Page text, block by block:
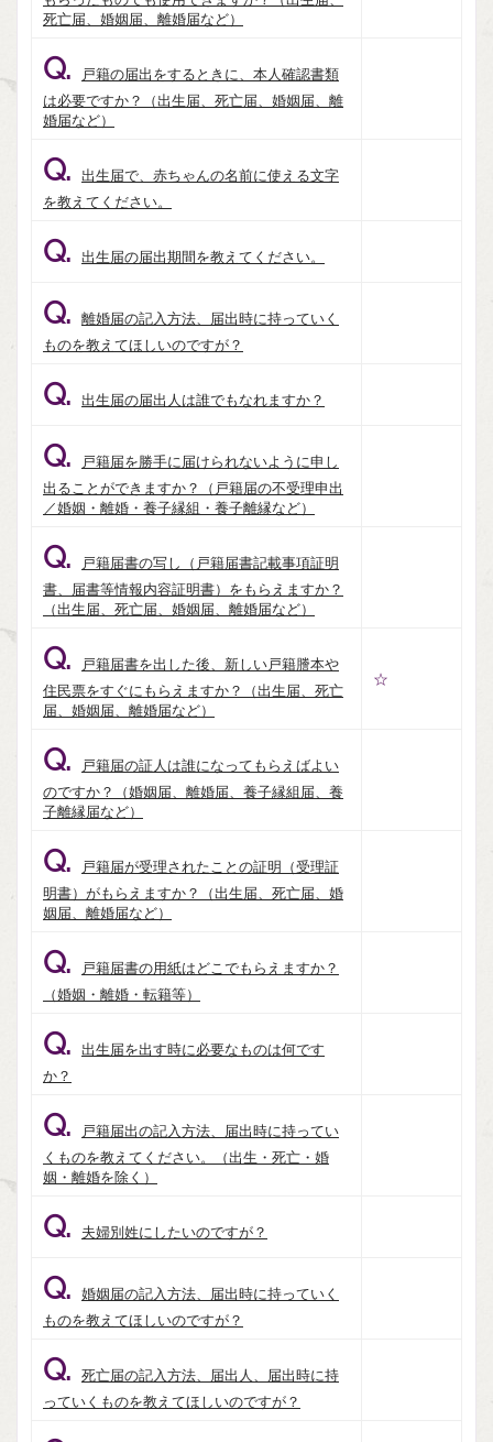
死亡届、婚姻届、離婚届など）
Q.
戸籍の届出をするときに、本人確認書類
は必要ですか？（出生届、死亡届、婚姻届、離
婚届など）
Q. 出生届で、赤ちゃんの名前に使える文字
を教えてください。
Q. 出生届の届出期間を教えてください。
Q. 離婚届の記入方法、届出時に持っていく
ものを教えてほしいのですが？
Q. 出生届の届出人は誰でもなれますか？
Q.
戸籍届を勝手に届けられないように申し
出ることができますか？（戸籍届の不受理申出
／婚姻・離婚・養子縁組・養子離縁など）
Q.
戸籍届書の写し（戸籍届書記載事項証明
書、届書等情報内容証明書）をもらえますか？
（出生届、死亡届、婚姻届、離婚届など）
Q.
戸籍届書を出した後、新しい戸籍謄本や
住民票をすぐにもらえますか？（出生届、死亡
届、婚姻届、離婚届など）
☆
Q.
戸籍届の証人は誰になってもらえばよい
のですか？（婚姻届、離婚届、養子縁組届、養
子離縁届など）
Q.
戸籍届が受理されたことの証明（受理証
明書）がもらえますか？（出生届、死亡届、婚
姻届、離婚届など）
Q.
戸籍届書の用紙はどこでもらえますか？
（婚姻・離婚・転籍等）
Q. 出生届を出す時に必要なものは何です
か？
Q.
戸籍届出の記入方法、届出時に持ってい
くものを教えてください。（出生・死亡・婚
姻・離婚を除く）
Q. 夫婦別姓にしたいのですが？
Q. 婚姻届の記入方法、届出時に持っていく
ものを教えてほしいのですが？
Q. 死亡届の記入方法、届出人、届出時に持
っていくものを教えてほしいのですが？